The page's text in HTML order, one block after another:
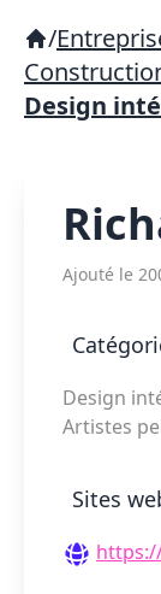
/
Design
Ajouté le
Design
Artistes
Sites